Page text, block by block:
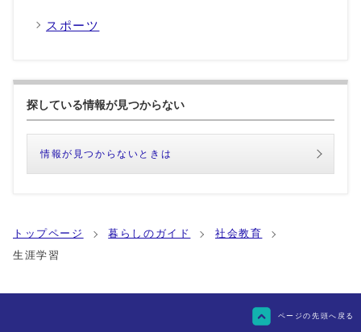
スポーツ
探している情報が見つからない
情報が見つからないときは
トップページ 暮らしのガイド
社会教育
生涯学習
ページの先頭へ戻る